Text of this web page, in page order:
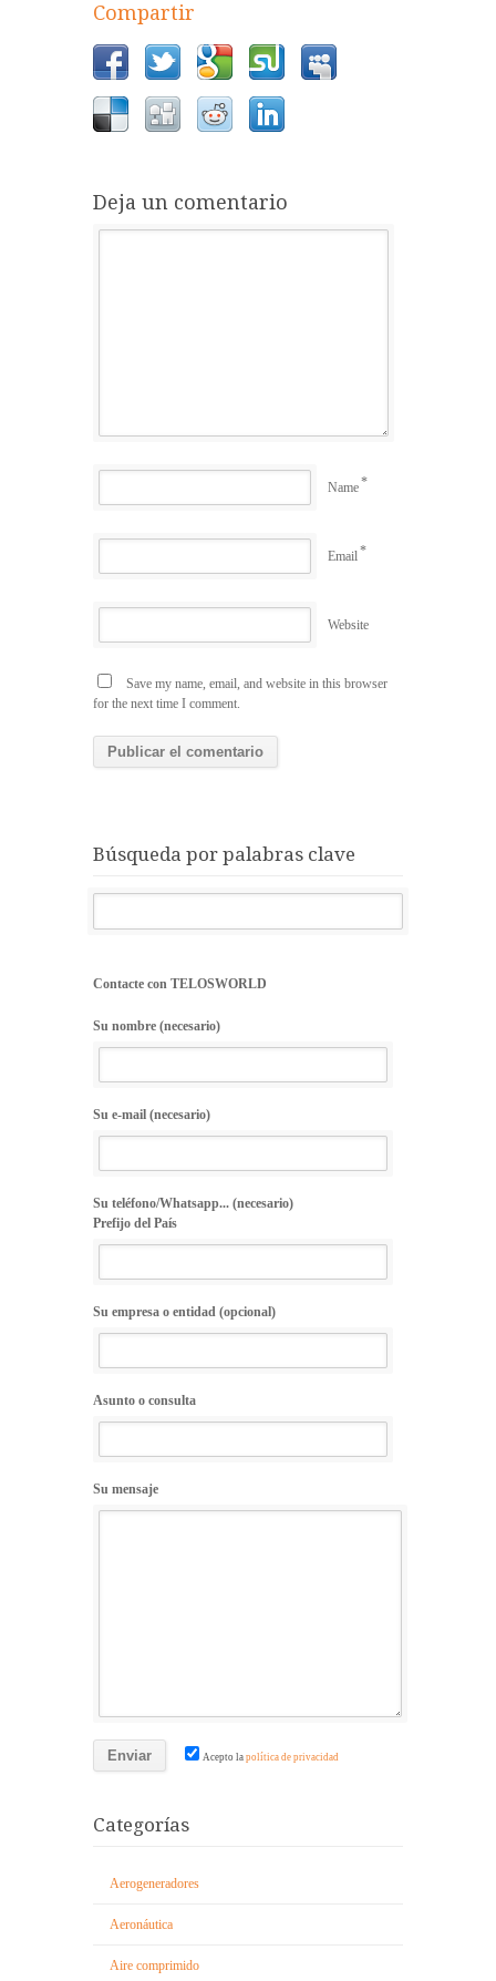
Compartir
Deja un comentario
Name*
Email*
Website
Save my name, email, and website in this browser
for the next time I comment.
Búsqueda por palabras clave
Contacte con TELOSWORLD
Su nombre (necesario)
Su e-mail (necesario)
Su teléfono/Whatsapp... (necesario)
Prefijo del País
Su empresa o entidad (opcional)
Asunto o consulta
Su mensaje
Acepto la política de privacidad
Categorías
Aerogeneradores
Aeronáutica
Aire comprimido